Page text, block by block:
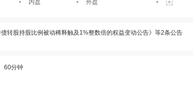
- 内盘 - 外盘 -
转股持股比例被动稀释触及1%整数倍的权益变动公告》等2条公告
告》
告
60分钟